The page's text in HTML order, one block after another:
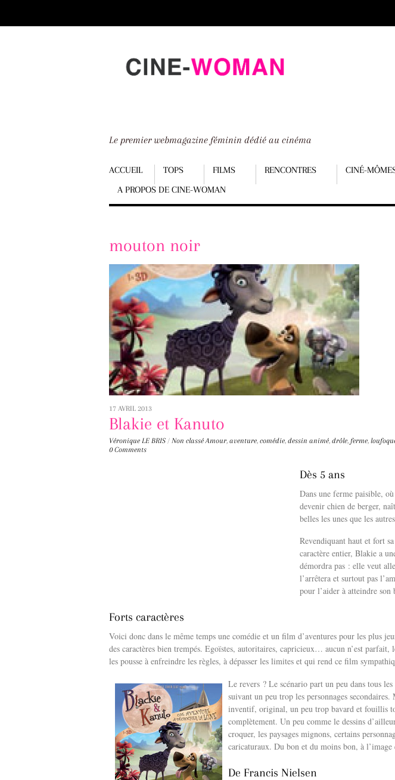
down
Le premier webmagazine féminin dédié au cinéma
Menu
ACCUEIL TOPS FILMS RENCONTRES CINÉ-
A PROPOS DE CINE-WOMAN
Scroll
content
mouton noir
17 AVRIL 2013
Blakie et Kanuto
Véronique LE BRIS / Non classé Amour, aventure, comédie, dessin animé, drôle, ferme,
0 Comments
Dès 5 ans
Dans une ferme paisible,
devenir chien de berger,
belles les unes que les
Revendiquant haut et fort
caractère entier, Blakie a
démordra pas : elle veut
l’arrêtera et surtout pas
pour l’aider à atteindre son
Forts caractères
Voici donc dans le même temps une comédie et un film d’aventures pour les plus
des caractères bien trempés. Egoïstes, autoritaires, capricieux… aucun n’est parfait,
les pousse à enfreindre les règles, à dépasser les limites et qui rend ce film
Le revers ? Le scénario part un peu dans tous les
suivant un peu trop les personnages secondaires.
inventif, original, un peu trop bavard et fouillis
complètement. Un peu comme le dessins
croquer, les paysages mignons, certains
caricaturaux. Du bon et du moins bon, à
De Francis Nielsen